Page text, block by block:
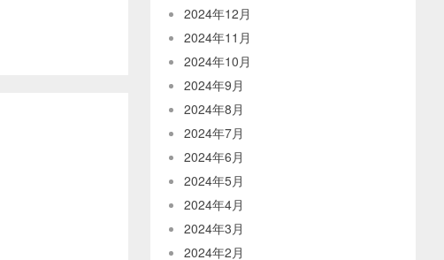
2024年12月
2024年11月
2024年10月
2024年9月
2024年8月
2024年7月
2024年6月
2024年5月
2024年4月
2024年3月
2024年2月